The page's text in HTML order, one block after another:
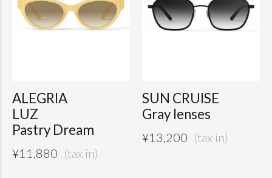
ALEGRIA
LUZ
Pastry Dream
¥11,880
SUN CRUISE
Gray lenses
¥13,200